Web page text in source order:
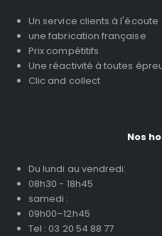
Un service clients à l'écoute
une fabrication française
Prix compétitifs
Une réactivité à toutes
Clic and collect
Nos
Du lundi au vendredi:
08h30 - 18h45
samedi :
09h00–12h45
Tel : 03 20 54 88 77